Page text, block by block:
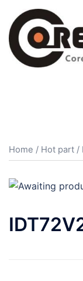
Home / Hot part /